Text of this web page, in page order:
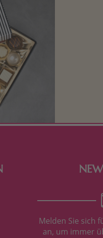
Melden Sie sich
an, um immer